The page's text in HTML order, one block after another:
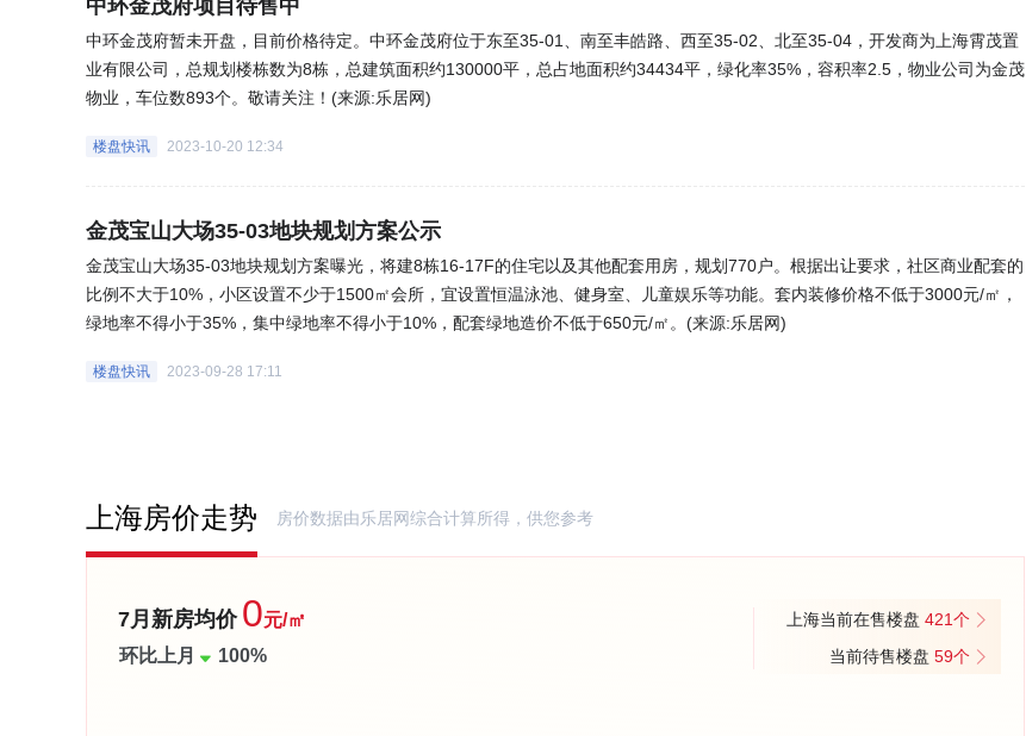
中环金茂府项目待售中
中环金茂府暂未开盘，目前价格待定。中环金茂府位于东至35-01、南至丰皓路、西至35-02、北至35-04，开发商为上海霄茂置
业有限公司，总规划楼栋数为8栋，总建筑面积约130000平，总占地面积约34434平，绿化率35%，容积率2.5，物业公司为金茂
物业，车位数893个。敬请关注！(来源:乐居网)
楼盘快讯 2023-10-20 12:34
金茂宝山大场35-03地块规划方案公示
金茂宝山大场35-03地块规划方案曝光，将建8栋16-17F的住宅以及其他配套用房，规划770户。根据出让要求，社区商业配套的
比例不大于10%，小区设置不少于1500㎡会所，宜设置恒温泳池、健身室、儿童娱乐等功能。套内装修价格不低于3000元/㎡，
绿地率不得小于35%，集中绿地率不得小于10%，配套绿地造价不低于650元/㎡。(来源:乐居网)
楼盘快讯 2023-09-28 17:11
上海房价走势 房价数据由乐居网综合计算所得，供您参考
7月新房均价 0元/㎡
环比上月
100%
上海当前在售楼盘 421个
当前待售楼盘 59个